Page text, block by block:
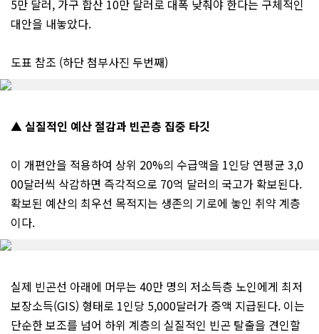
5만 달러, 가구 합산 10만 달러로 대폭 낮춰야 한다는 구체적인
대안을 내놓았다.
도표 참조 (하단 첨부사진 두번째)
▲ 실질적인 예산 절감과 빈곤층 집중 타깃
이 개편안을 적용하여 상위 20%의 수급액을 1인당 연평균 3,0
00달러씩 삭감하면 즉각적으로 70억 달러의 국고가 확보된다.
확보된 예산의 최우선 목적지는 생존의 기로에 놓인 취약 계층
이다.
실제 빈곤선 아래에 머무는 40만 명의 저소득층 노인에게 최저
보장소득(GIS) 형태로 1인당 5,000달러가 증액 지급된다. 이는
단순한 보조를 넘어 하위 계층의 실질적인 빈곤 탈출을 견인할